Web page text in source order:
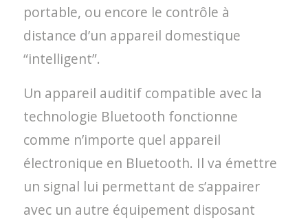
portable, ou encore le contrôle à
distance d’un appareil domestique
“intelligent”.
Un appareil auditif compatible avec la
technologie Bluetooth fonctionne
comme n’importe quel appareil
électronique en Bluetooth. Il va émettre
un signal lui permettant de s’appairer
avec un autre équipement disposant